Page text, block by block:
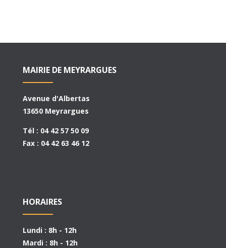
MAIRIE DE MEYRARGUES
Avenue d'Albertas
13650 Meyrargues
Tél : 04 42 57 50 09
Fax : 04 42 63 46 12
HORAIRES
Lundi : 8h - 12h
Mardi : 8h - 12h